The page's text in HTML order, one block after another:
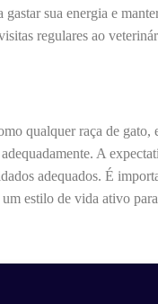
sua energia e
regulares ao
qualquer raça de gato,
A
adequados. É
estilo de vida ativo